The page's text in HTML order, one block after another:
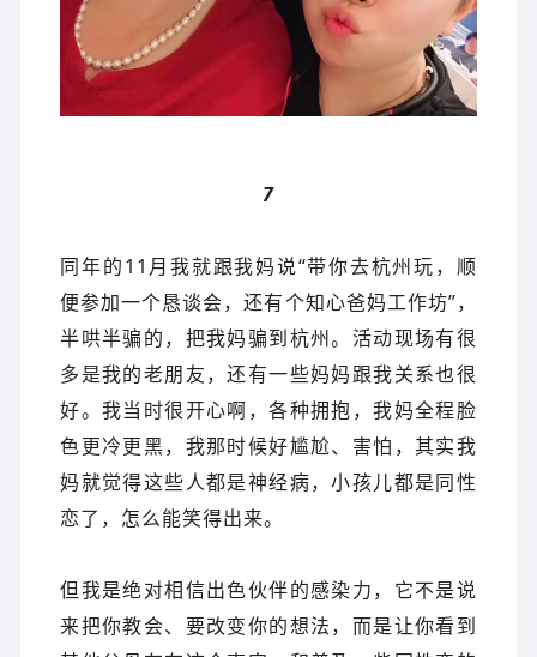
7
同年的11月我就跟我妈说“带你去杭州玩，顺
便参加一个恳谈会，还有个知心爸妈工作坊”，
半哄半骗的，把我妈骗到杭州。活动现场有很
多是我的老朋友，还有一些妈妈跟我关系也很
好。我当时很开心啊，各种拥抱，我妈全程脸
色更冷更黑，我那时候好尴尬、害怕，其实我
妈就觉得这些人都是神经病，小孩儿都是同性
恋了，怎么能笑得出来。
但我是绝对相信出色伙伴的感染力，它不是说
来把你教会、要改变你的想法，而是让你看到